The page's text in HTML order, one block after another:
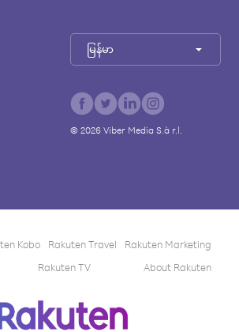
မြန်မာ
© 2026Viber Media S.à r.l.
Kobo Rakuten Travel
Rakuten Marketing
Rakuten TV About Rakuten